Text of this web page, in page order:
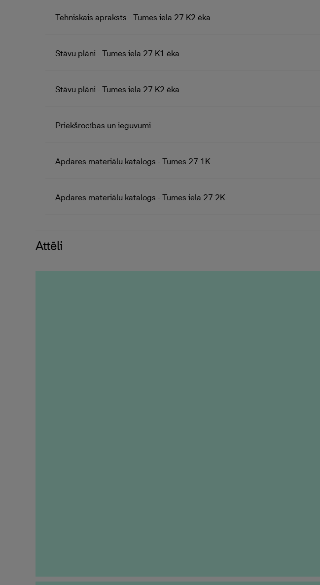
Tehniskais apraksts - Tumes iela 27 K2 ēka
Stāvu plāni - Tumes iela 27 K1 ēka
Stāvu plāni - Tumes iela 27 K2 ēka
Priekšrocības un ieguvumi
Apdares materiālu katalogs - Tumes 27 1K
Apdares materiālu katalogs - Tumes iela 27 2K
Attēli